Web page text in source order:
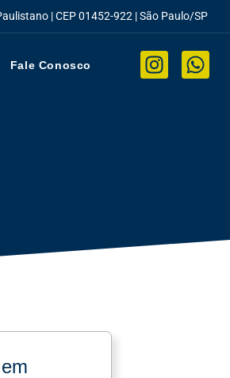
| CEP 01452-922 | São Paulo/SP
Fale Conosco